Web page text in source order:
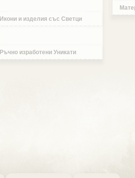
Икони и изделия със Светци
Ръчно изработени Уникати